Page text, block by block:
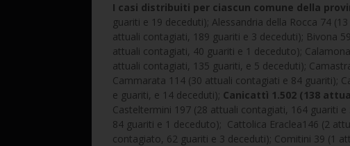
I casi distribuiti per ciascun comune della
guariti e 19 deceduti); Alessandria della Rocca 74
attuali contagiati, 189 guariti e 3 deceduti); Bivona
attuali contagiati, 40 guariti e 1 deceduto);
attuali contagiati, 135 guariti, e 5 deceduti);
Cammarata 114 (30 attuali contagiati e 84 guariti);
e guariti, e 14 deceduti); Canicattì 1.502 (138
Casteltermini 197 (28 attuali contagiati, 164 guariti
84 guariti e 1 deceduto); Cattolica Eraclea146 (2
contagiato, 62 guariti e 3 deceduti); Comitini 39 (1